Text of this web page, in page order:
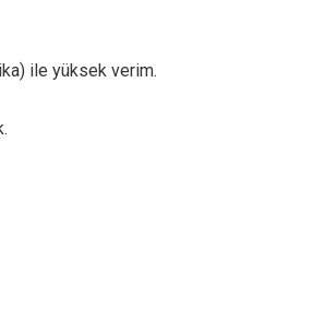
ile yüksek verim.